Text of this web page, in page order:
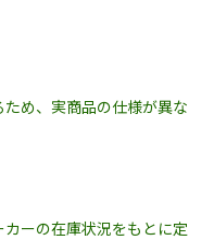
め、実商品の仕様が異な
ーの在庫状況をもとに定